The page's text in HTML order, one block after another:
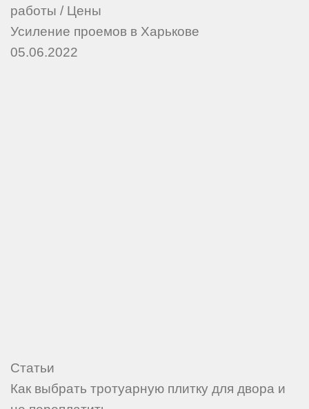
работы / Цены
Усиление проемов в Харькове
05.06.2022
Статьи
Как выбрать тротуарную плитку для двора и